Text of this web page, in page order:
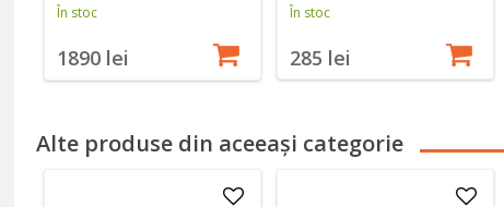
În stoc
1890 lei
În stoc
285 lei
Alte produse din aceeași categorie